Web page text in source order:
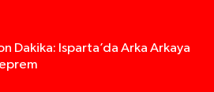
Dakika: Isparta’da Arka Arkaya